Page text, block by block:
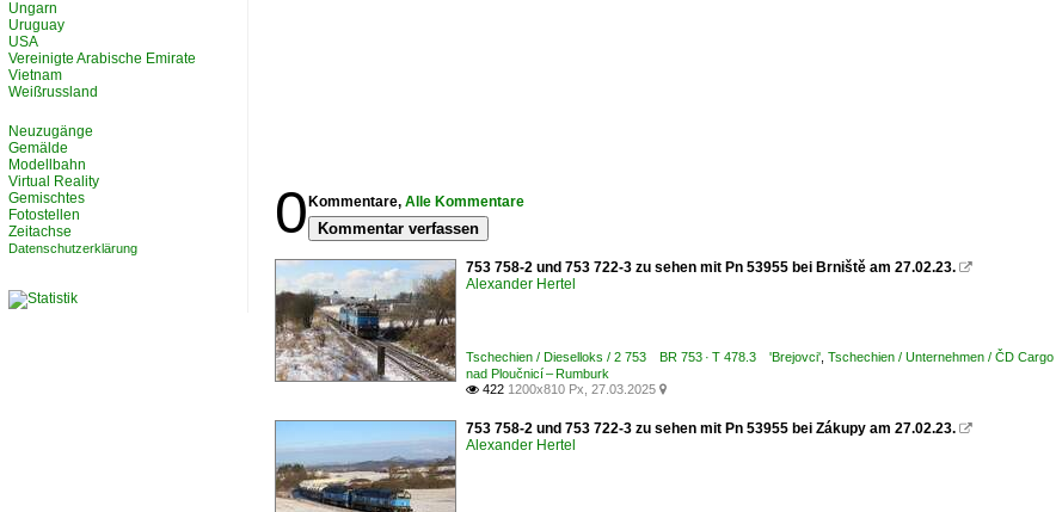
0 Kommentare, Alle Kommentare
Kommentar verfassen
753 758-2 und 753 722-3 zu sehen mit Pn 53955 bei Brniště am 27.02.23. 
Alexander Hertel
Tschechien / Dieselloks / 2 753 BR 753 · T 478.3 'Brejovci' Tschechien / Unternehmen / ČD
nad Ploučnicí – Rumburk
 422 1200x810 Px, 27.03.2025 
753 758-2 und 753 722-3 zu sehen mit Pn 53955 bei Zákupy am 27.02.23. 
Alexander Hertel
Ungarn
Uruguay
USA
Vereinigte Arabische Emirate
Vietnam
Weißrussland
Neuzugänge
Gemälde
Modellbahn
Virtual Reality
Gemischtes
Fotostellen
Zeitachse
Datenschutzerklärung